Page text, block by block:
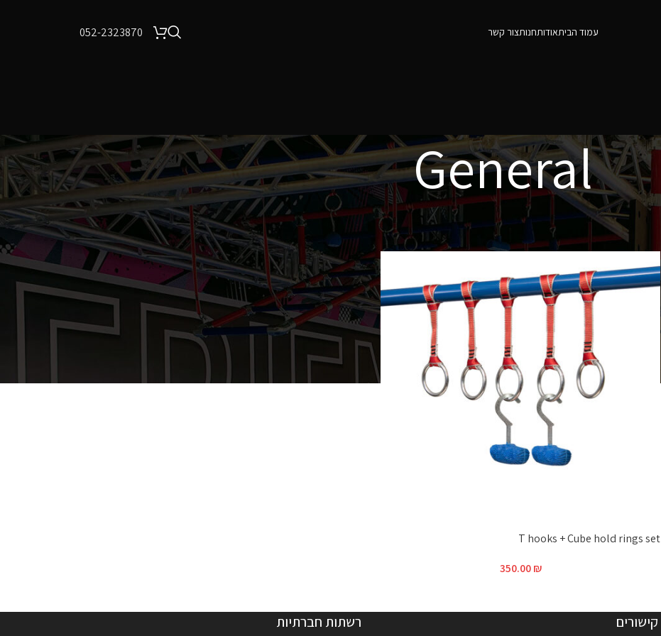
עמוד הביתאודותחנותצור קשר 052-2323870
General
Show
9
12
18
24
T hooks + Cube hold rings set
350.00₪
קישורים רשתות חברתיות